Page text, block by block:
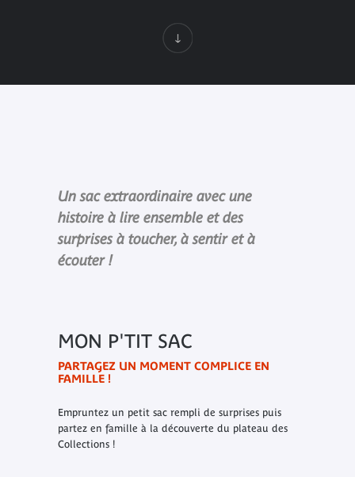
Un sac extraordinaire avec une
histoire à lire ensemble et des
surprises à toucher, à sentir et à
écouter !
MON P'TIT SAC
PARTAGEZ UN MOMENT COMPLICE EN
FAMILLE !
Empruntez un petit sac rempli de surprises puis
partez en famille à la découverte du plateau des
Collections !